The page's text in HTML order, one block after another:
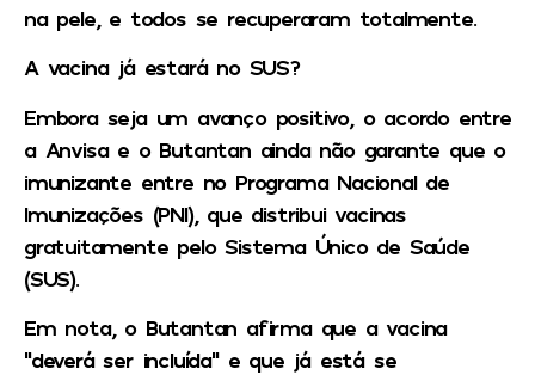
na pele, e todos se recuperaram totalmente.
A vacina já estará no SUS?
Embora seja um avanço positivo, o acordo entre
a Anvisa e o Butantan ainda não garante que o
imunizante entre no Programa Nacional de
Imunizações (PNI), que distribui vacinas
gratuitamente pelo Sistema Único de Saúde
(SUS).
Em nota, o Butantan afirma que a vacina
“deverá ser incluída” e que já está se